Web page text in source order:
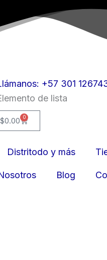
+57 301
de lista
$0.00 0
Cart
Distritodo y más
Blog